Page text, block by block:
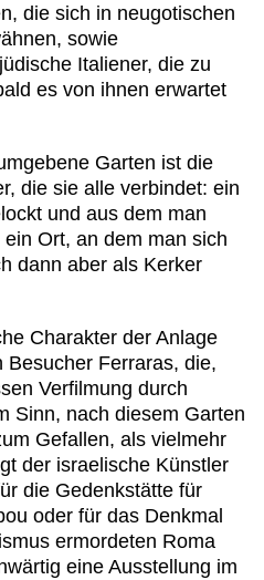
die sich in neugotischen
sowie
Italiener, die zu
es von ihnen erwartet
Garten ist die
die sie alle verbindet: ein
und aus dem man
Ort, an dem man sich
dann aber als Kerker
Charakter der Anlage
Ferraras, die,
Verfilmung durch
Sinn, nach diesem Garten
Gefallen, als vielmehr
der israelische Künstler
die Gedenkstätte für
oder für das Denkmal
ermordeten Roma
eine Ausstellung im